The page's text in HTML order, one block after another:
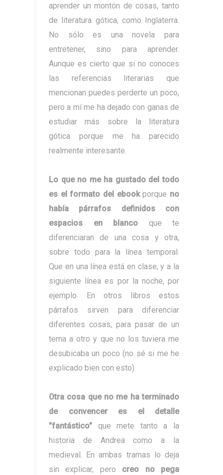
aprender un montón de cosas, tanto
de literatura gótica, como Inglaterra.
No sólo es una novela para
entretener, sino para aprender.
Aunque es cierto que si no conoces
las referencias literarias que
mencionan puedes perderte un poco,
pero a mí me ha dejado con ganas de
estudiar más sobre la literatura
gótica porque me ha parecido
realmente interesante.
Lo que no me ha gustado del todo
es el formato del ebookporque no
había párrafos definidos con
espacios en blanco que te
diferenciaran de una cosa y otra,
sobre todo para la línea temporal.
Que en una línea está en clase, y a la
siguiente línea es por la noche, por
ejemplo. En otros libros estos
párrafos sirven para diferenciar
diferentes cosas, para pasar de un
tema a otro y que no los tuviera me
desubicaba un poco (no sé si me he
explicado bien con esto).
Otra cosa que no me ha terminado
de convencer es el detalle
"fantástico" que mete tanto a la
historia de Andrea como a la
medieval. En ambas tramas lo deja
sin explicar, pero creo no pega